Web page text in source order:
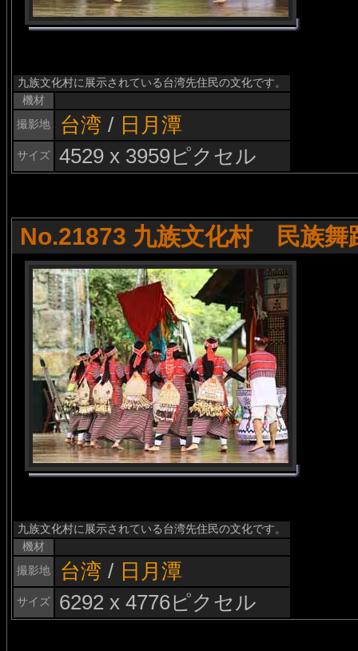
九族文化村に展示されている台湾先住民の文化です。
機材
撮影地
台湾 / 日月潭
サイズ 4529 x 3959ピクセル
No.21873 九族文化村 民族舞
九族文化村に展示されている台湾先住民の文化です。
機材
撮影地
台湾 / 日月潭
サイズ 6292 x 4776ピクセル